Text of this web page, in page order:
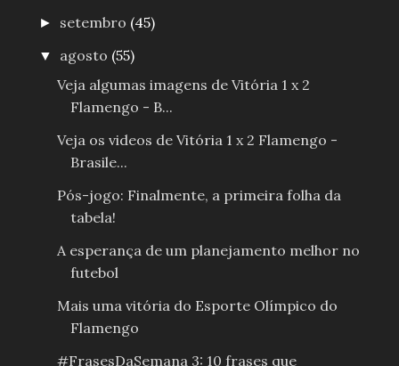
► setembro (45)
▼ agosto (55)
Veja algumas imagens de Vitória 1 x 2
Flamengo - B...
Veja os videos de Vitória 1 x 2 Flamengo -
Brasile...
Pós-jogo: Finalmente, a primeira folha da
tabela!
A esperança de um planejamento melhor no
futebol
Mais uma vitória do Esporte Olímpico do
Flamengo
#FrasesDaSemana 3: 10 frases que